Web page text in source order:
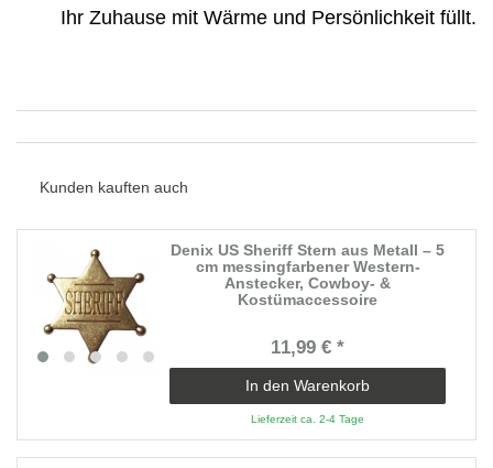
Ihr Zuhause mit Wärme und Persönlichkeit füllt.
Kunden kauften auch
Denix US Sheriff Stern aus Metall – 5
cm messingfarbener Western-
Anstecker, Cowboy- &
Kostümaccessoire
11,99 € *
In den Warenkorb
Lieferzeit ca. 2-4 Tage